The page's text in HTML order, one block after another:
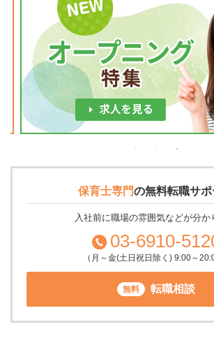
保育士専門の無料転職サポ
入社前に職場の雰囲気などが分か
03-6910-
（月～金(土日祝日除く) 9:00～
無料 転職相談